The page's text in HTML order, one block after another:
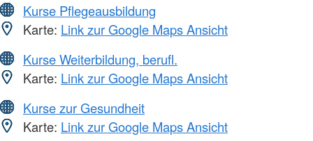
Kurse Pflegeausbildung
Karte: Link zur Google Maps Ansicht
Kurse Weiterbildung, berufl.
Karte: Link zur Google Maps Ansicht
Kurse zur Gesundheit
Karte: Link zur Google Maps Ansicht